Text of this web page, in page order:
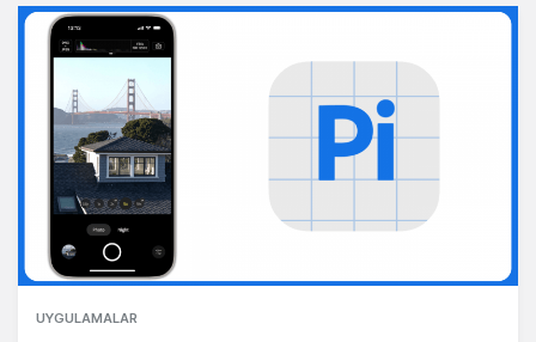
UYGULAMALAR